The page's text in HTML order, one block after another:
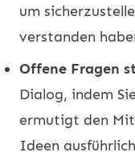
um
verstanden
Offene Fragen
Dialog, indem
ermutigt den
Ideen